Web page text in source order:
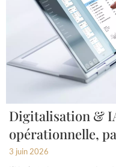
Digitalisation &
opérationnelle,
3 juin 2026